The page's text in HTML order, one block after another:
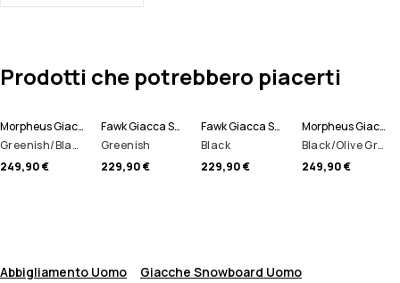
Prodotti che potrebbero piacerti
Morpheus Giacca Snowboard Uomo
Greenish/Black
249,90 €
Fawk Giacca Snowboard Uomo
Greenish
229,90 €
Fawk Giacca Snowboard Uomo
Black
229,90 €
Morpheus Giacca Snowboard Uomo
Black/Olive Green/Light Grey
249,90 €
Abbigliamento Uomo
Giacche Snowboard Uomo